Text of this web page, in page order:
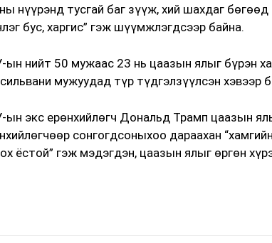
нүүрэнд тусгай баг зүүж, хий шахдаг
бус, харгис” гэж шүүмжлэгдсээр байна.
ын нийт 50 мужаас 23 нь цаазын ялыг бүрэн
мужуудад түр түдгэлзүүлсэн хэвээр
ын экс ерөнхийлөгч Дональд Трамп цаазын
сонгогдсоныхоо дараахан
ёстой” гэж мэдэгдэн, цаазын ялыг өргөн